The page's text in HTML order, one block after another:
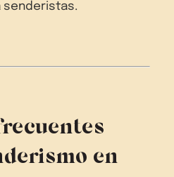
senderistas.
en